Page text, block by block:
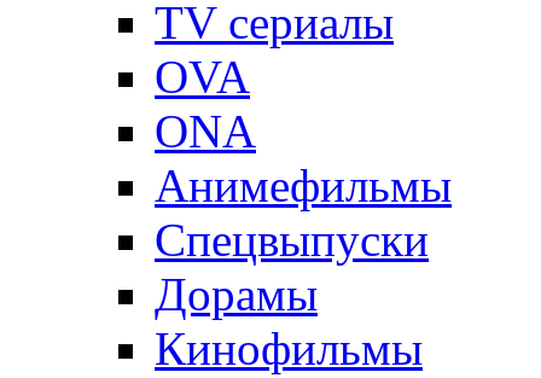
TV сериалы
OVA
ONA
Анимефильмы
Спецвыпуски
Дорамы
Кинофильмы